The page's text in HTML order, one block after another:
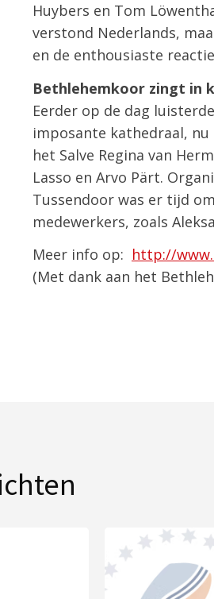
Huybers en Tom
verstond Nederlands,
en de enthousiaste
Bethlehemkoor zingt in
Eerder op de dag
imposante kathedraal,
het Salve Regina van
Lasso en Arvo Pärt.
Tussendoor was er tijd
medewerkers, zoals
Meer info op: http://
(Met dank aan het